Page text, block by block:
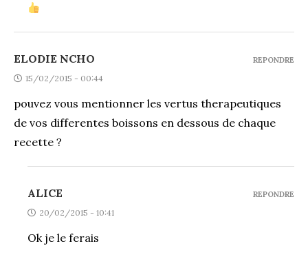
ELODIE NCHO
15/02/2015 - 00:44
pouvez vous mentionner les vertus therapeutiques
de vos differentes boissons en dessous de chaque
recette ?
REPONDRE
ALICE
20/02/2015 - 10:41
Ok je le ferais
REPONDRE